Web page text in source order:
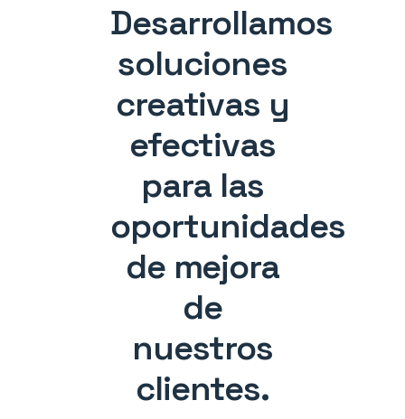
Desarrollamos
soluciones
creativas y
efectivas
para las
oportunidades
de mejora
de
nuestros
clientes.